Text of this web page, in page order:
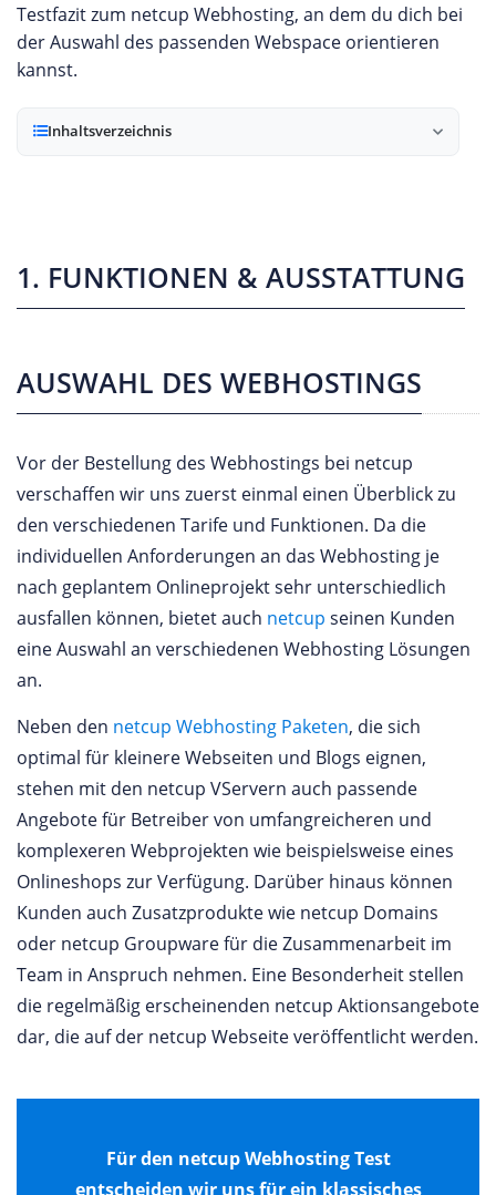
Testfazit zum netcup Webhosting, an dem du dich bei
der Auswahl des passenden Webspace orientieren
kannst.
Inhaltsverzeichnis
1. FUNKTIONEN & AUSSTATTUNG
AUSWAHL DES WEBHOSTINGS
Vor der Bestellung des Webhostings bei netcup
verschaffen wir uns zuerst einmal einen Überblick zu
den verschiedenen Tarife und Funktionen. Da die
individuellen Anforderungen an das Webhosting je
nach geplantem Onlineprojekt sehr unterschiedlich
ausfallen können, bietet auch netcup seinen Kunden
eine Auswahl an verschiedenen Webhosting Lösungen
an.
Neben den netcup Webhosting Paketen, die sich
optimal für kleinere Webseiten und Blogs eignen,
stehen mit den netcup VServern auch passende
Angebote für Betreiber von umfangreicheren und
komplexeren Webprojekten wie beispielsweise eines
Onlineshops zur Verfügung. Darüber hinaus können
Kunden auch Zusatzprodukte wie netcup Domains
oder netcup Groupware für die Zusammenarbeit im
Team in Anspruch nehmen. Eine Besonderheit stellen
die regelmäßig erscheinenden netcup Aktionsangebote
dar, die auf der netcup Webseite veröffentlicht werden.
Für den netcup Webhosting Test
entscheiden wir uns für ein klassisches